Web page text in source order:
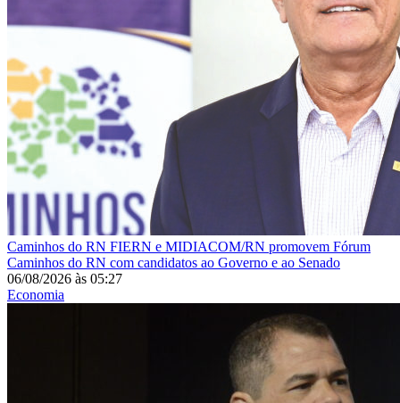
Caminhos do RN FIERN e MIDIACOM/RN promovem Fórum
Caminhos do RN com candidatos ao Governo e ao Senado
06/08/2026 às 05:27
Economia